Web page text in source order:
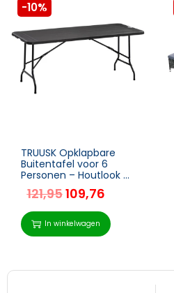
-10%
TRUUSK Opklapbare
Buitentafel voor 6
Personen – Houtlook –
Donkergrijs – 180 x 75,5
x 73 cm
121,95109,76
In winkelwagen